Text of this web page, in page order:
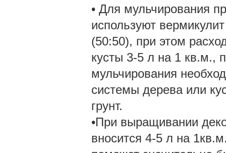
• Для мульчирования
используют
(50:50), при этом
кусты 3-5 л на 1 кв.м.,
мульчирования
системы дерева или
грунт.
•При выращивании
вносится 4-5 л на